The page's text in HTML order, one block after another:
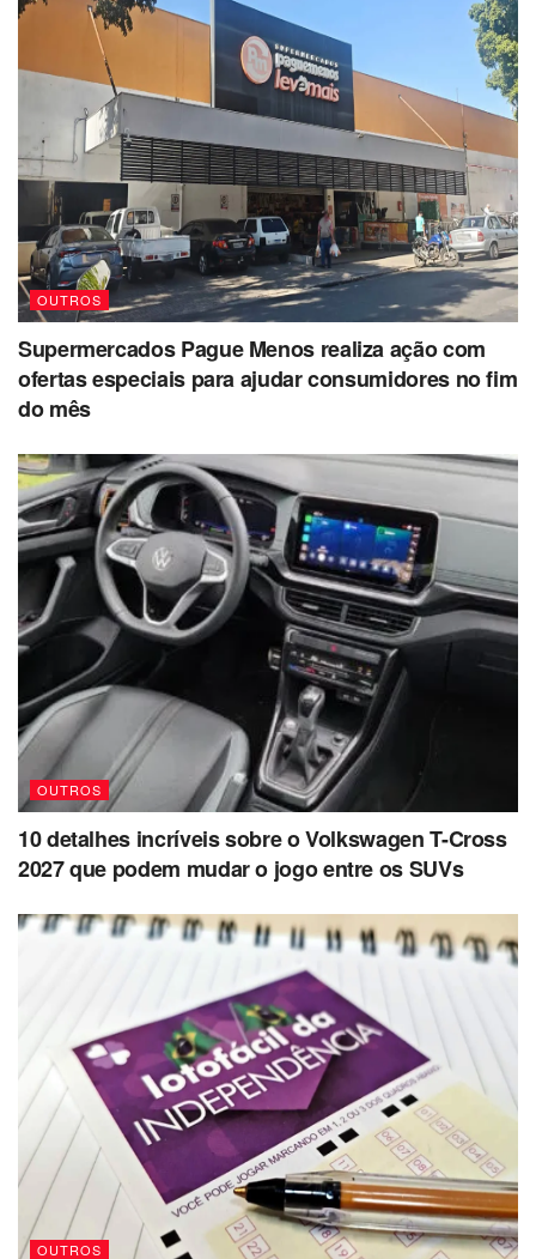
OUTROS
Supermercados Pague Menos realiza ação com
ofertas especiais para ajudar consumidores no fim
do mês
OUTROS
10 detalhes incríveis sobre o Volkswagen T-Cross
2027 que podem mudar o jogo entre os SUVs
OUTROS